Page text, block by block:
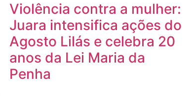
Violência contra a mulher:
Juara intensifica ações do
Agosto Lilás e celebra 20
anos da Lei Maria da
Penha